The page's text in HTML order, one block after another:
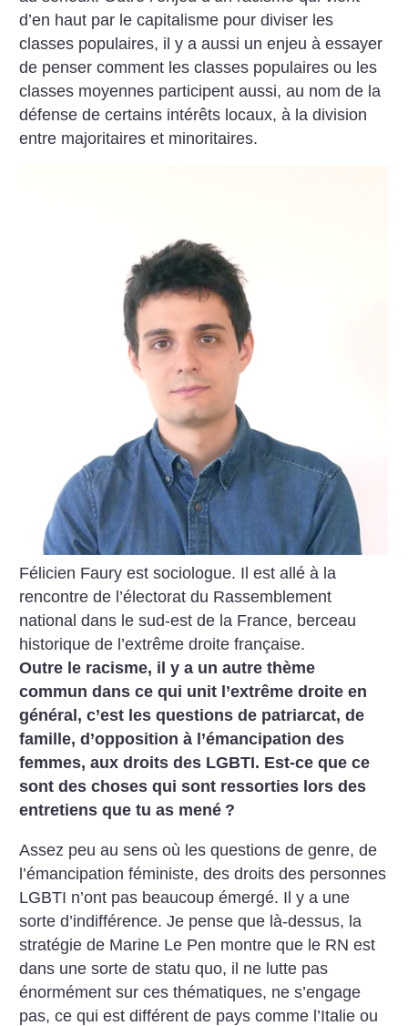
d’en haut par le capitalisme pour diviser les
classes populaires, il y a aussi un enjeu à essayer
de penser comment les classes populaires ou les
classes moyennes participent aussi, au nom de la
défense de certains intérêts locaux, à la division
entre majoritaires et minoritaires.
Félicien Faury est sociologue. Il est allé à la
rencontre de l’électorat du Rassemblement
national dans le sud-est de la France, berceau
historique de l’extrême droite française.
Outre le racisme, il y a un autre thème
commun dans ce qui unit l’extrême droite en
général, c’est les questions de patriarcat, de
famille, d’opposition à l’émancipation des
femmes, aux droits des LGBTI. Est-ce que ce
sont des choses qui sont ressorties lors des
entretiens que tu as mené ?
Assez peu au sens où les questions de genre, de
l’émancipation féministe, des droits des personnes
LGBTI n’ont pas beaucoup émergé. Il y a une
sorte d’indifférence. Je pense que là-dessus, la
stratégie de Marine Le Pen montre que le RN est
dans une sorte de statu quo, il ne lutte pas
énormément sur ces thématiques, ne s’engage
pas, ce qui est différent de pays comme l’Italie ou